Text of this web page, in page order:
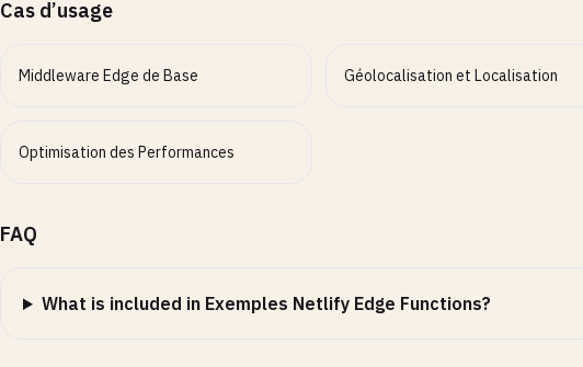
Cas d’usage
Middleware Edge de Base Géolocalisation et Localisation
Optimisation des Performances
FAQ
What is included in Exemples Netlify Edge Functions?